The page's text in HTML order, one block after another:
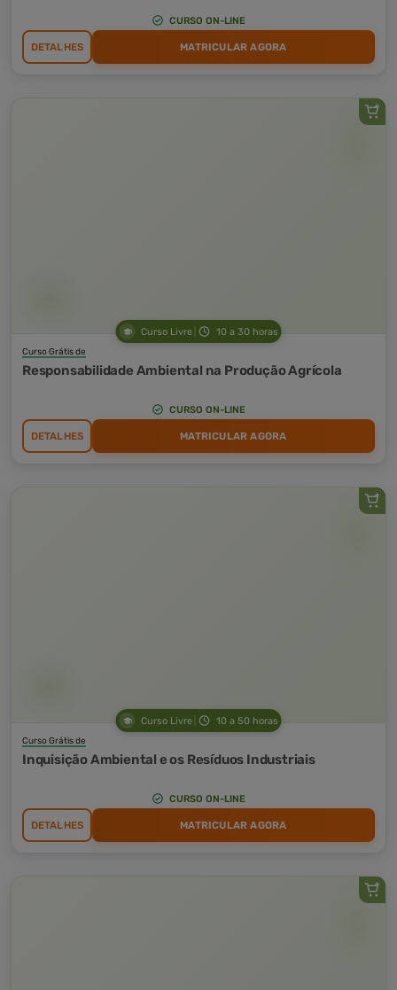
CURSO ON-LINE
DETALHES MATRICULAR AGORA
Curso Livre 10 a 30 horas
Curso Grátis de
Responsabilidade Ambiental na Produção Agrícola
CURSO ON-LINE
DETALHES MATRICULAR AGORA
Curso Livre 10 a 50 horas
Curso Grátis de
Inquisição Ambiental e os Resíduos Industriais
CURSO ON-LINE
DETALHES MATRICULAR AGORA